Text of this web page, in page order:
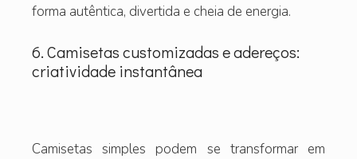
forma autêntica, divertida e cheia de energia.
6. Camisetas customizadas e adereços:
criatividade instantânea
Camisetas simples podem se transformar em